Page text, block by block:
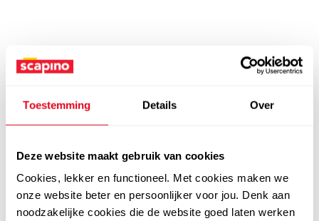
Toestemming Details Over
Deze website maakt gebruik van cookies
Cookies, lekker en functioneel. Met cookies maken we
onze website beter en persoonlijker voor jou. Denk aan
noodzakelijke cookies die de website goed laten werken